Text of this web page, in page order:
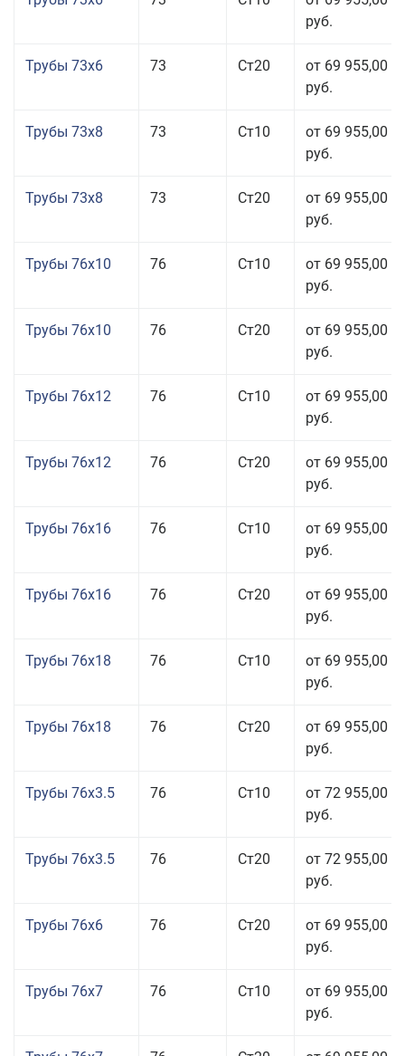
руб.
Трубы 73x6 73 Ст20
от 69 955,00
руб.
Трубы 73x8 73 Ст10
от 69 955,00
руб.
Трубы 73x8 73 Ст20
от 69 955,00
руб.
Трубы 76x10 76 Ст10
от 69 955,00
руб.
Трубы 76x10 76 Ст20
от 69 955,00
руб.
Трубы 76x12 76 Ст10
от 69 955,00
руб.
Трубы 76x12 76 Ст20
от 69 955,00
руб.
Трубы 76x16 76 Ст10
от 69 955,00
руб.
Трубы 76x16 76 Ст20
от 69 955,00
руб.
Трубы 76x18 76 Ст10
от 69 955,00
руб.
Трубы 76x18 76 Ст20
от 69 955,00
руб.
Трубы 76x3.5 76 Ст10
от 72 955,00
руб.
Трубы 76x3.5 76 Ст20
от 72 955,00
руб.
Трубы 76x6 76 Ст20
от 69 955,00
руб.
Трубы 76x7 76 Ст10
от 69 955,00
руб.